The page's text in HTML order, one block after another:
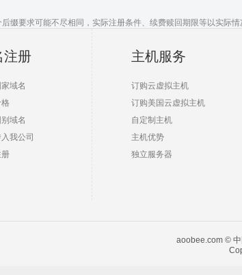
缀要求可能不尽相同，实际注册条件、续费赎回期限等以实际情
注册
域名
域名
我公司
主机服务
订购云虚拟主机
订购美国云虚拟主机
自定制主机
主机优势
独立服务器
aoobee.com © 中